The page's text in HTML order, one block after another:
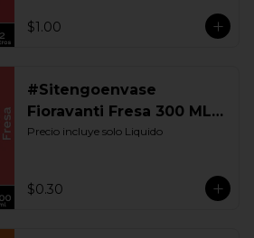
$1.00
#Sitengoenvase
Fioravanti Fresa 300 ML.
Retornable
Precio incluye solo Liquido
$0.30